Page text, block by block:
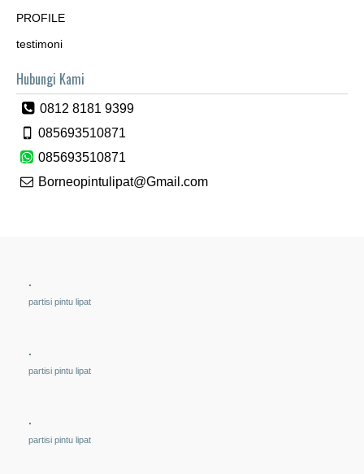
PROFILE
testimoni
Hubungi Kami
0812 8181 9399
085693510871
085693510871
Borneopintulipat@Gmail.com
.
partisi pintu lipat
.
partisi pintu lipat
.
partisi pintu lipat